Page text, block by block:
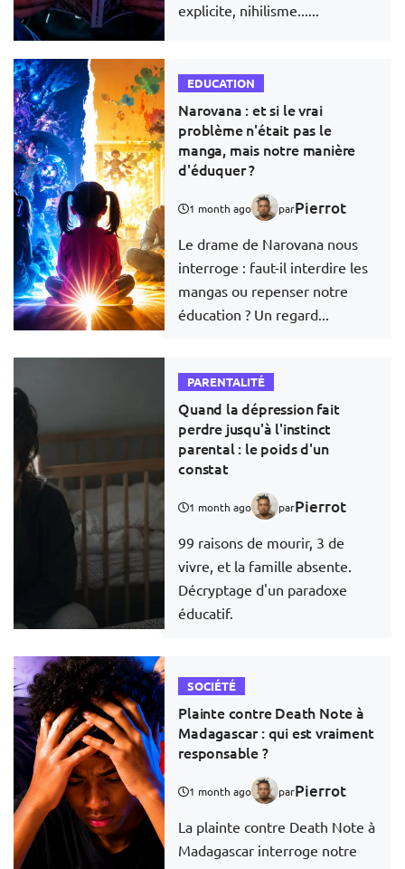
explicite, nihilisme......
EDUCATION
Narovana : et si le vrai
problème n'était pas le
manga, mais notre manière
d'éduquer ?
1 month ago parPierrot
Le drame de Narovana nous
interroge : faut-il interdire les
mangas ou repenser notre
éducation ? Un regard...
PARENTALITÉ
Quand la dépression fait
perdre jusqu'à l'instinct
parental : le poids d'un
constat
1 month ago parPierrot
99 raisons de mourir, 3 de
vivre, et la famille absente.
Décryptage d'un paradoxe
éducatif.
SOCIÉTÉ
Plainte contre Death Note à
Madagascar : qui est vraiment
responsable ?
1 month ago parPierrot
La plainte contre Death Note à
Madagascar interroge notre